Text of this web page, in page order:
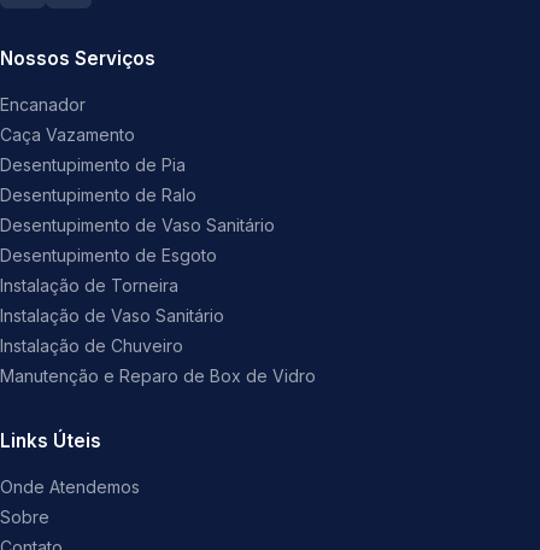
Nossos Serviços
Encanador
Caça Vazamento
Desentupimento de Pia
Desentupimento de Ralo
Desentupimento de Vaso Sanitário
Desentupimento de Esgoto
Instalação de Torneira
Instalação de Vaso Sanitário
Instalação de Chuveiro
Manutenção e Reparo de Box de Vidro
Links Úteis
Onde Atendemos
Sobre